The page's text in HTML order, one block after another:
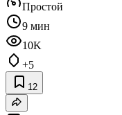
Простой
9 мин
10K
+5
12